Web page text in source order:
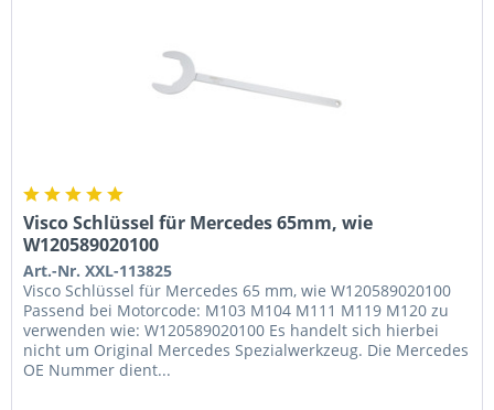
Visco Schlüssel für Mercedes 65mm, wie
W120589020100
Art.-Nr. XXL-113825
Visco Schlüssel für Mercedes 65 mm, wie W120589020100
Passend bei Motorcode: M103 M104 M111 M119 M120 zu
verwenden wie: W120589020100 Es handelt sich hierbei
nicht um Original Mercedes Spezialwerkzeug. Die Mercedes
OE Nummer dient...